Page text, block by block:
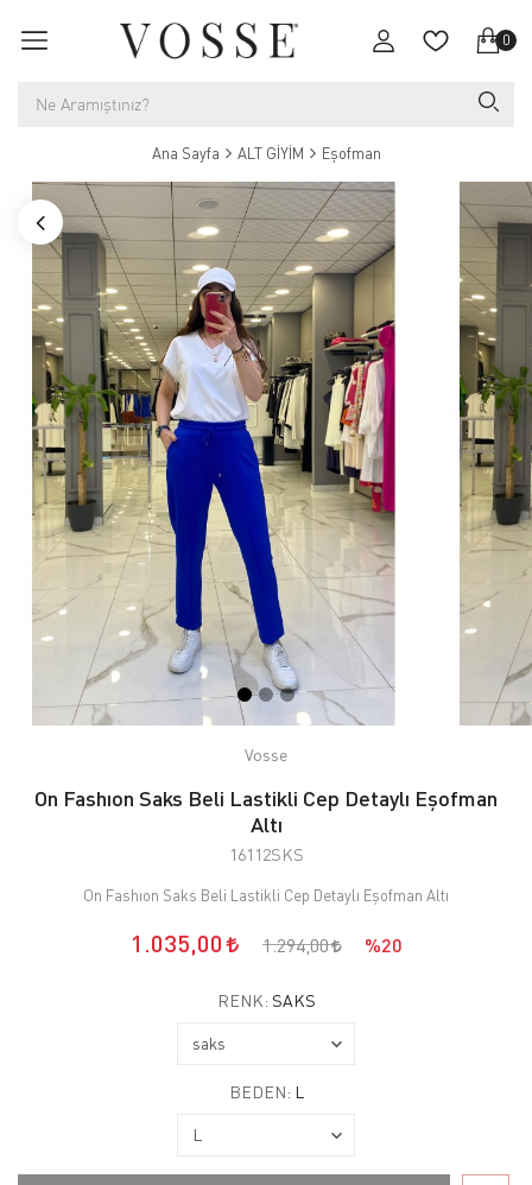
0
Ana Sayfa ALT GİYİM Eşofman
Vosse
On Fashıon Saks Beli Lastikli Cep Detaylı Eşofman
Altı
16112SKS
On Fashıon Saks Beli Lastikli Cep Detaylı Eşofman Altı
1.035,00 1.294,00 %20
RENK: SAKS
BEDEN: L